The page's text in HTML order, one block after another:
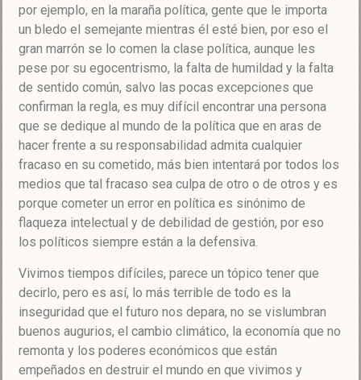
por ejemplo, en la maraña política, gente que le importa
un bledo el semejante mientras él esté bien, por eso el
gran marrón se lo comen la clase política, aunque les
pese por su egocentrismo, la falta de humildad y la falta
de sentido común, salvo las pocas excepciones que
confirman la regla, es muy difícil encontrar una persona
que se dedique al mundo de la política que en aras de
hacer frente a su responsabilidad admita cualquier
fracaso en su cometido, más bien intentará por todos los
medios que tal fracaso sea culpa de otro o de otros y es
porque cometer un error en política es sinónimo de
flaqueza intelectual y de debilidad de gestión, por eso
los políticos siempre están a la defensiva.
Vivimos tiempos difíciles, parece un tópico tener que
decirlo, pero es así, lo más terrible de todo es la
inseguridad que el futuro nos depara, no se vislumbran
buenos augurios, el cambio climático, la economía que no
remonta y los poderes económicos que están
empeñados en destruir el mundo en que vivimos y